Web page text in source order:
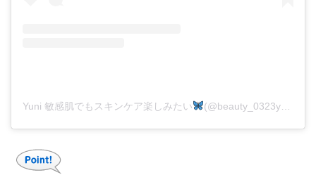
Yuni 敏感肌でもスキンケア楽しみたい (@beauty_0323y)がシェアした投稿